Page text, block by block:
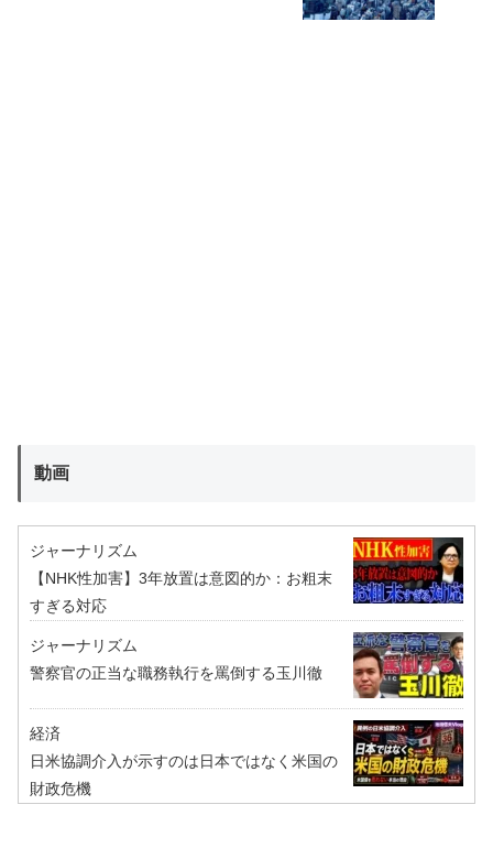
動画
ジャーナリズム
【NHK性加害】3年放置は意図的か：お粗末
すぎる対応
ジャーナリズム
警察官の正当な職務執行を罵倒する玉川徹
経済
日米協調介入が示すのは日本ではなく米国の
財政危機